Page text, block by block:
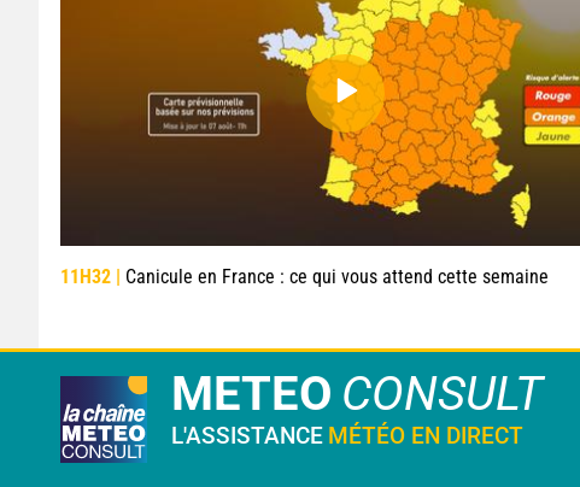
11H32 | Canicule en France : ce qui vous attend cette semaine
METEO CONSULT
L'ASSISTANCE MÉTÉO EN DIRECT